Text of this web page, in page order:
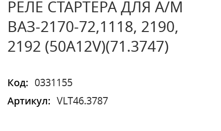
РЕЛЕ СТАРТЕРА ДЛЯ А/М
ВАЗ-2170-72,1118, 2190,
2192 (50А12V)(71.3747)
Код:
0331155
Артикул:
VLT46.3787